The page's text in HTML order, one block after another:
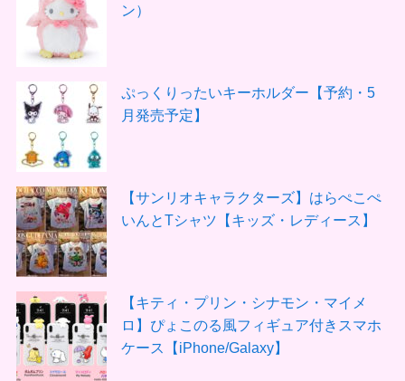
ン）
ぷっくりったいキーホルダー【予約・5
月発売予定】
【サンリオキャラクターズ】はらぺこぺ
いんとTシャツ【キッズ・レディース】
【キティ・プリン・シナモン・マイメ
ロ】ぴょこのる風フィギュア付きスマホ
ケース【iPhone/Galaxy】